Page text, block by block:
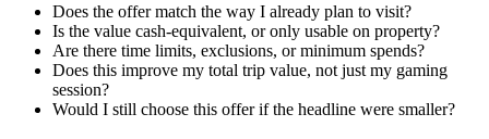
Does the offer match the way I already plan to visit?
Is the value cash-equivalent, or only usable on property?
Are there time limits, exclusions, or minimum spends?
Does this improve my total trip value, not just my gaming
session?
Would I still choose this offer if the headline were smaller?